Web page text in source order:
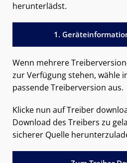
herunterlädst.
1.
Wenn mehrere
zur Verfügung stehen, wähle
passende Treiberversion aus.
Klicke nun auf Treiber
Download des Treibers zu
sicherer Quelle